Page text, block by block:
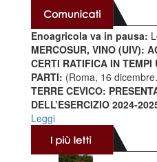
Enoagricola va in pausa:
MERCOSUR, VINO (UIV):
CERTI RATIFICA IN
PARTI: (Roma, 16
TERRE CEVICO:
DELL’ESERCIZIO 2024-
Leggi